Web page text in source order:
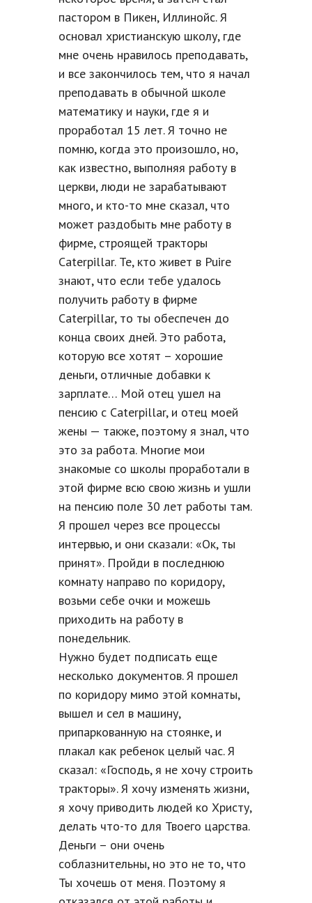
пастором в Пикен, Иллинойс. Я
основал христианскую школу, где
мне очень нравилось преподавать,
и все закончилось тем, что я начал
преподавать в обычной школе
математику и науки, где я и
проработал 15 лет. Я точно не
помню, когда это произошло, но,
как известно, выполняя работу в
церкви, люди не зарабатывают
много, и кто-то мне сказал, что
может раздобыть мне работу в
фирме, строящей тракторы
Caterpillar. Те, кто живет в Puire
знают, что если тебе удалось
получить работу в фирме
Caterpillar, то ты обеспечен до
конца своих дней. Это работа,
которую все хотят – хорошие
деньги, отличные добавки к
зарплате… Мой отец ушел на
пенсию с Caterpillar, и отец моей
жены — также, поэтому я знал, что
это за работа. Многие мои
знакомые со школы проработали в
этой фирме всю свою жизнь и ушли
на пенсию поле 30 лет работы там.
Я прошел через все процессы
интервью, и они сказали: «Ок, ты
принят». Пройди в последнюю
комнату направо по коридору,
возьми себе очки и можешь
приходить на работу в
понедельник.
Нужно будет подписать еще
несколько документов. Я прошел
по коридору мимо этой комнаты,
вышел и сел в машину,
припаркованную на стоянке, и
плакал как ребенок целый час. Я
сказал: «Господь, я не хочу строить
тракторы». Я хочу изменять жизни,
я хочу приводить людей ко Христу,
делать что-то для Твоего царства.
Деньги – они очень
соблазнительны, но это не то, что
Ты хочешь от меня. Поэтому я